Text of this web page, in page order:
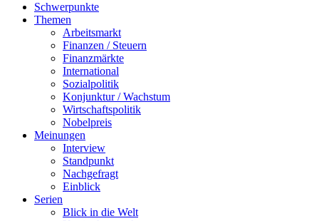
Schwerpunkte
Themen
Arbeitsmarkt
Finanzen / Steuern
Finanzmärkte
International
Sozialpolitik
Konjunktur / Wachstum
Wirtschaftspolitik
Nobelpreis
Meinungen
Interview
Standpunkt
Nachgefragt
Einblick
Serien
Blick in die Welt